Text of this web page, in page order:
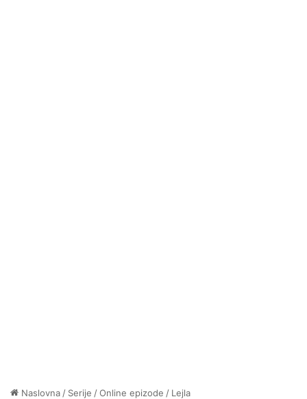
Naslovna / Serije /Online epizode / Lejla